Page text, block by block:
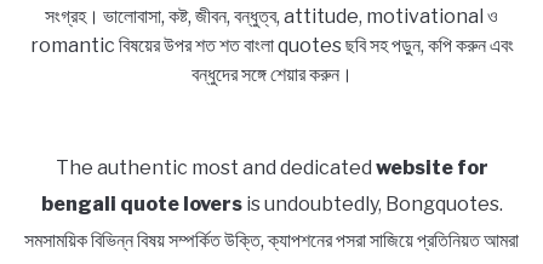
সংগ্রহ। ভালোবাসা, কষ্ট, জীবন, বন্ধুত্ব, attitude, motivational ও
romantic বিষয়ের উপর শত শত বাংলা quotes ছবি সহ পড়ুন, কপি করুন এবং
বন্ধুদের সঙ্গে শেয়ার করুন।
The authentic most and dedicated website for
bengali quote loversis undoubtedly, Bongquotes.
সমসাময়িক বিভিন্ন বিষয় সম্পর্কিত উক্তি, ক্যাপশনের পসরা সাজিয়ে প্রতিনিয়ত আমরা